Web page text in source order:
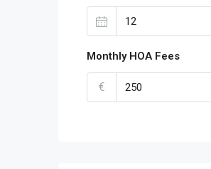
Monthly HOA Fees
€